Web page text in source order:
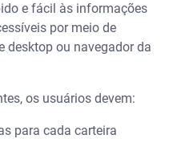
e fácil às informações
por meio de
desktop ou navegador da
os usuários devem:
para cada carteira